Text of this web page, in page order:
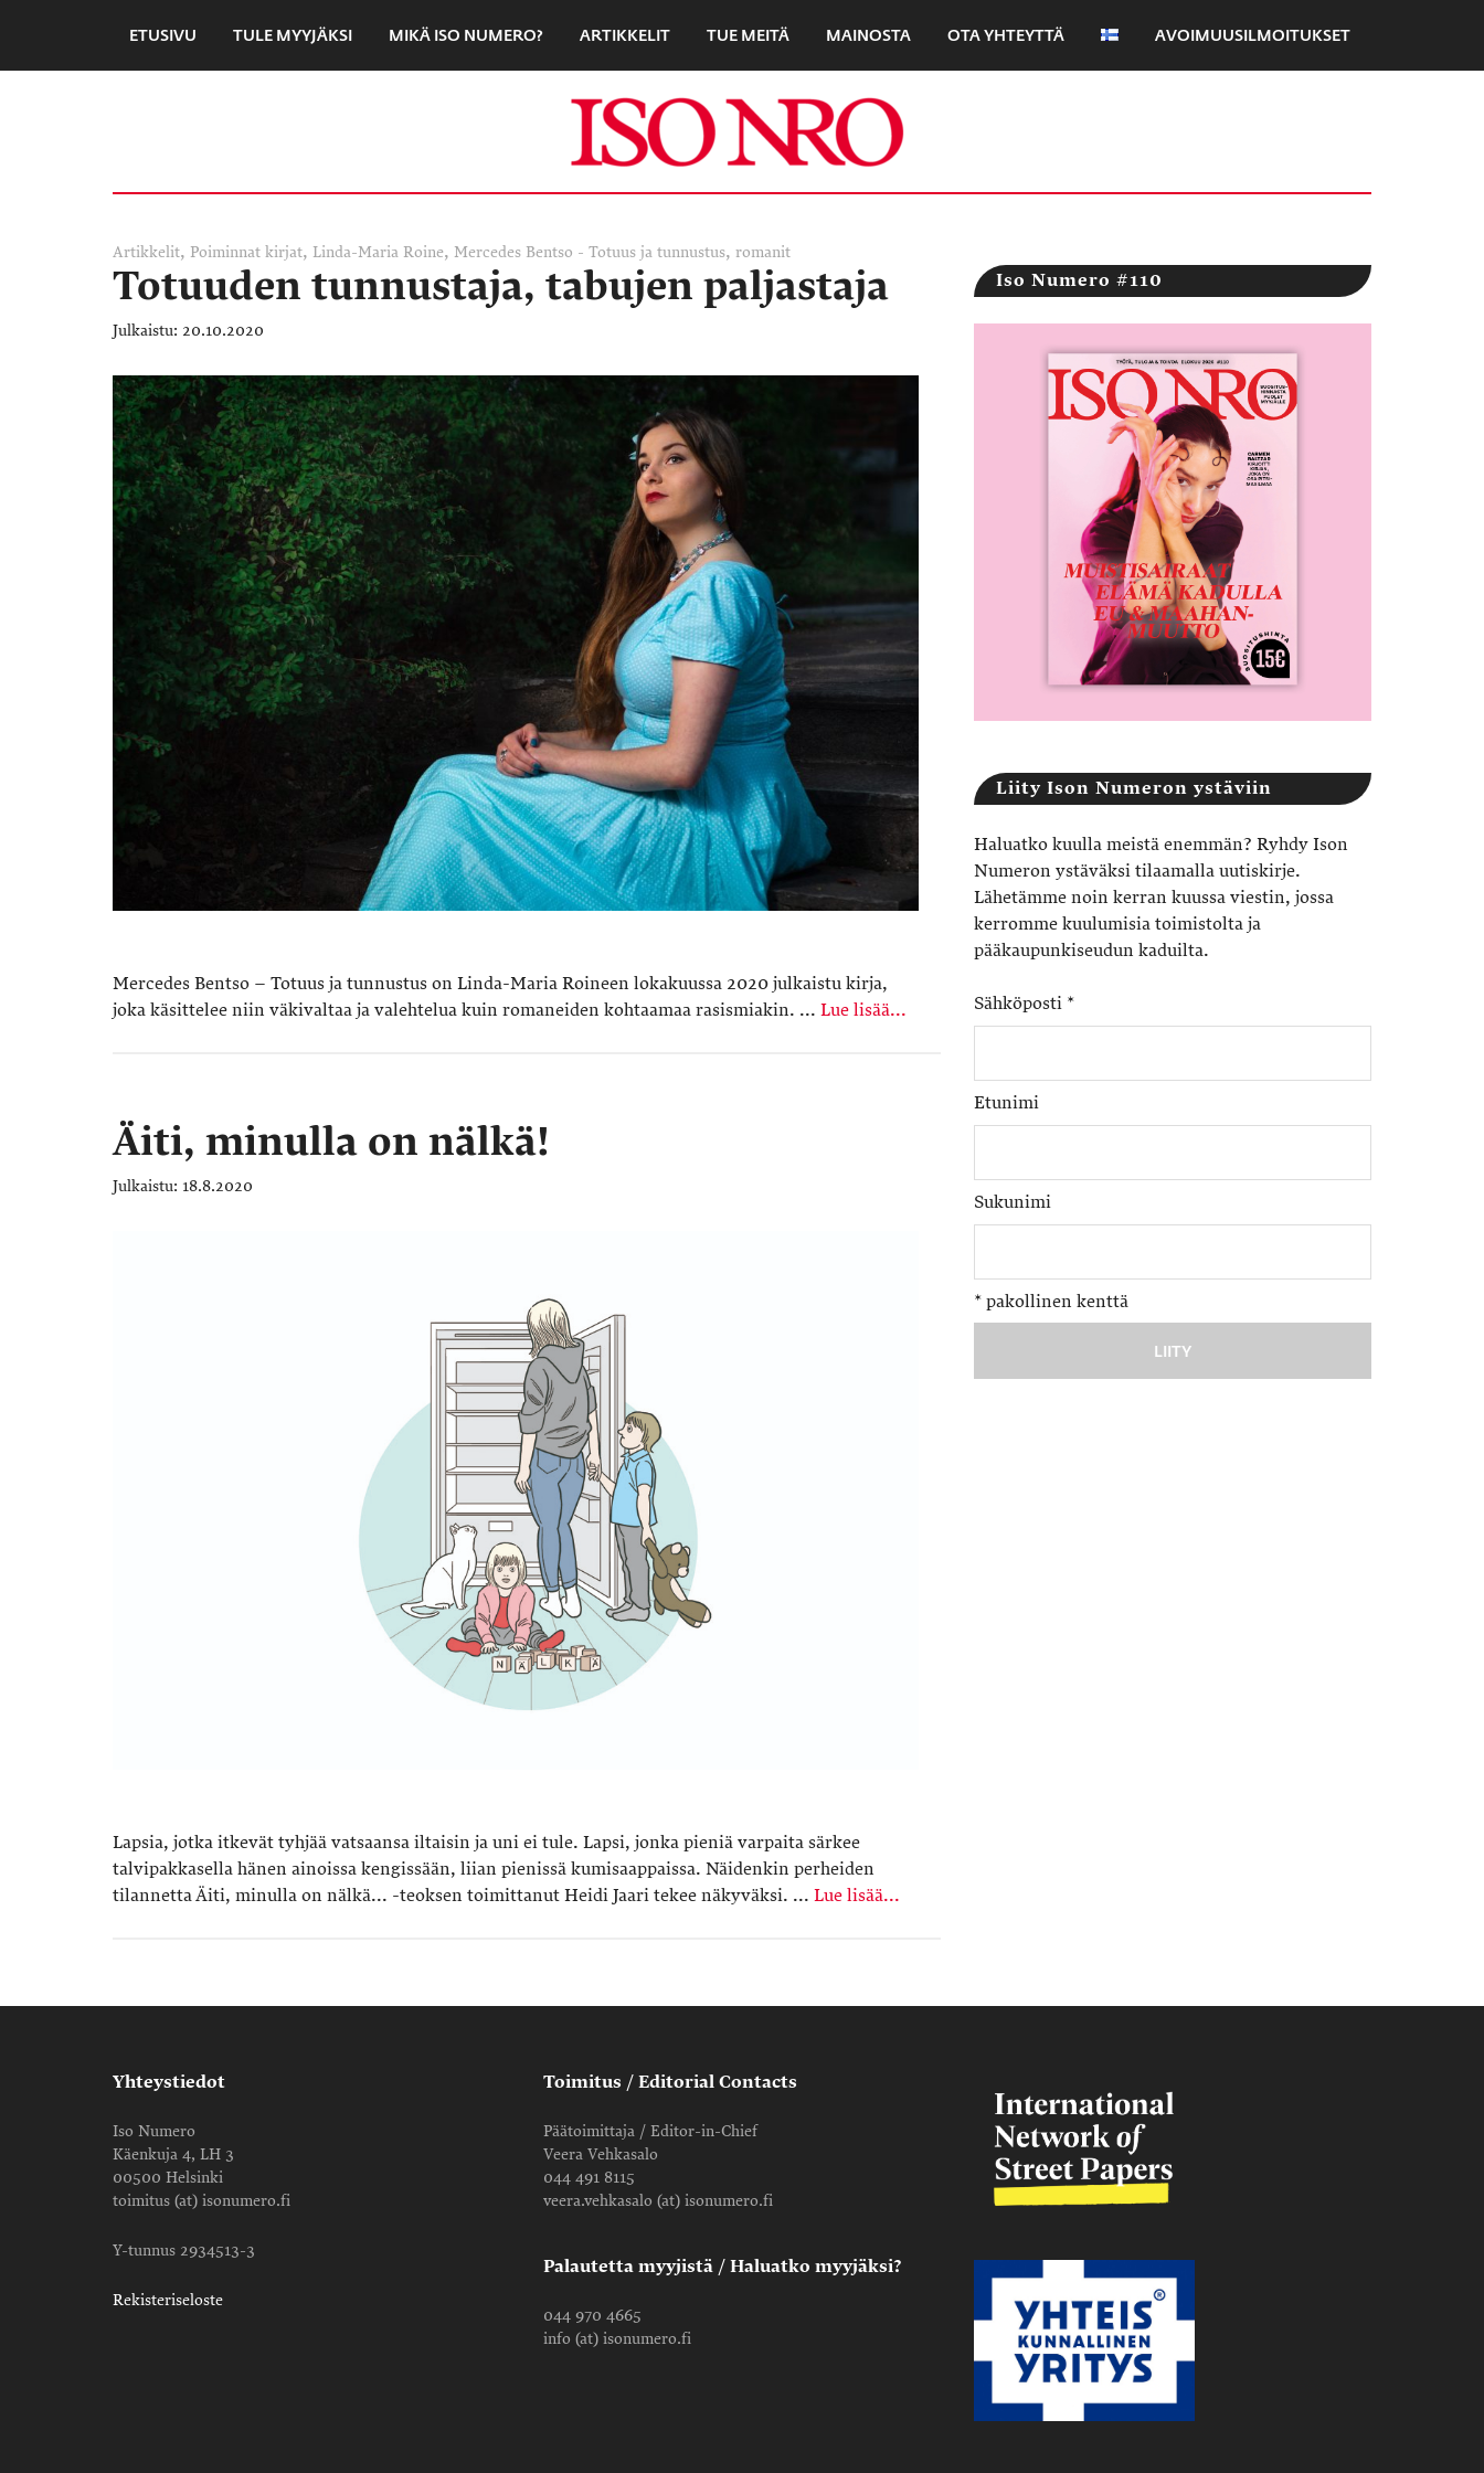
ETUSIVU TULE MYYJÄKSI MIKÄ ISO NUMERO? ARTIKKELIT TUE MEITÄ MAINOSTA OTA YHTEYTTÄ AVOIMUUSILMOITUKSET
Artikkelit, Poiminnat kirjat, Linda-Maria Roine, Mercedes Bentso - Totuus ja tunnustus, romanit
Totuuden tunnustaja, tabujen paljastaja
20.10.2020
Mercedes Bentso – Totuus ja tunnustus on Linda-Maria Roineen lokakuussa 2020 julkaistu kirja,
joka käsittelee niin väkivaltaa ja valehtelua kuin romaneiden kohtaamaa rasismiakin. ... Lue lisää...
Äiti, minulla on nälkä!
18.8.2020
Lapsia, jotka itkevät tyhjää vatsaansa iltaisin ja uni ei tule. Lapsi, jonka pieniä varpaita särkee
talvipakkasella hänen ainoissa kengissään, liian pienissä kumisaappaissa. Näidenkin perheiden
tilannetta Äiti, minulla on nälkä... -teoksen toimittanut Heidi Jaari tekee näkyväksi. ... Lue lisää...
Iso Numero #110
Liity Ison Numeron ystäviin
Haluatko kuulla meistä enemmän? Ryhdy Ison
Numeron ystäväksi tilaamalla uutiskirje.
Lähetämme noin kerran kuussa viestin, jossa
kerromme kuulumisia toimistolta ja
pääkaupunkiseudun kaduilta.
Sähköposti *
Etunimi
Sukunimi
* pakollinen kenttä
Yhteystiedot
Iso Numero
Käenkuja 4, LH 3
00500 Helsinki
toimitus (at) isonumero.fi
Y-tunnus 2934513-3
Rekisteriseloste
Toimitus / Editorial Contacts
Päätoimittaja / Editor-in-Chief
Veera Vehkasalo
044 491 8115
veera.vehkasalo (at) isonumero.fi
Palautetta myyjistä / Haluatko myyjäksi?
044 970 4665
info (at) isonumero.fi